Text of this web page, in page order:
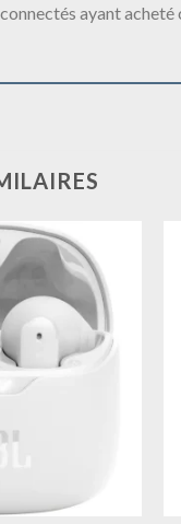
ayant